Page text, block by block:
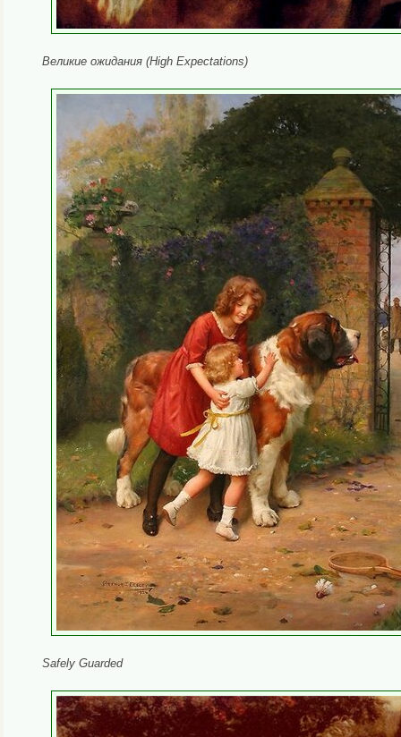
Великие ожидания (High Expectations)
Safely Guarded